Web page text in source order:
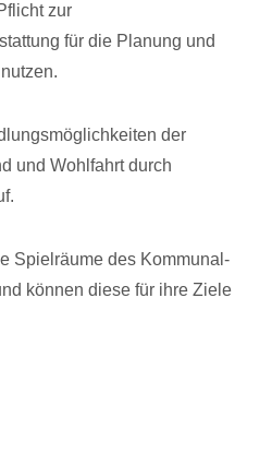
zur
für die Planung und
der
und Wohlfahrt durch
Spielräume des Kommunal-
können diese für ihre Ziele